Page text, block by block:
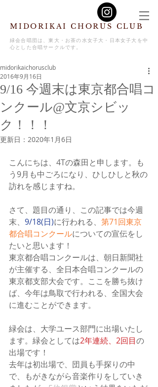
MIDORIKAI CHORUS CLUB
緑会合唱団は、東大・お茶の水女子大・日本女子大を中
心とした合唱サークルです。
9/16 今週末は東京都合唱コ
ンクール@文京シビッ
ク！！！
midorikaichorusclub
2016年9月16日
更新日： 2020年1月6日
こんにちは、4Tの森田と申します。も
う9月も中ごろになり、ひしひしと秋の
訪れを感じますね。
さて、題目の通り、この記事では今週
末、 9/18(日)に行われる、 第71回東京
都合唱コンクールについての宣伝をし
たいと思います！
東京都合唱コンクールは、朝日新聞社
が主催する、全日本合唱コンクールの
東京都支部大会です。ここを勝ち抜け
ば、今年は鳥取で行われる、全国大会
に進むことができます。
緑会は、大学ユース部門に出場いたし
ます。緑会としては2年連続、2回目の
出場です！
去年は初出場で、団員も手探りの中
で、もがきながら音楽作りをしていき